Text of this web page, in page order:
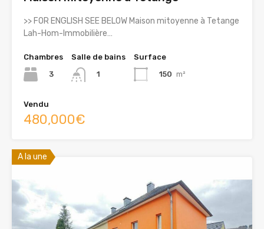
>> FOR ENGLISH SEE BELOW Maison mitoyenne à Tetange
Lah-Hom-Immobilière…
Chambres
3
Salle de bains
1
Surface
150 m²
Vendu
480,000€
A la une